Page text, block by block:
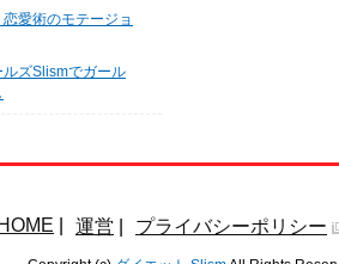
恋愛術のモテージョ
ルズSlismでガール
HOME 運営 プライバシーポリシー